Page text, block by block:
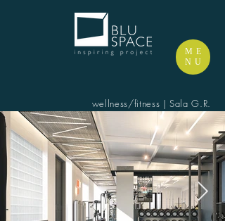
ME
NU
wellness/fitness | Sala G.R.